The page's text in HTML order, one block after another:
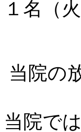
１名（
当院の
当院で